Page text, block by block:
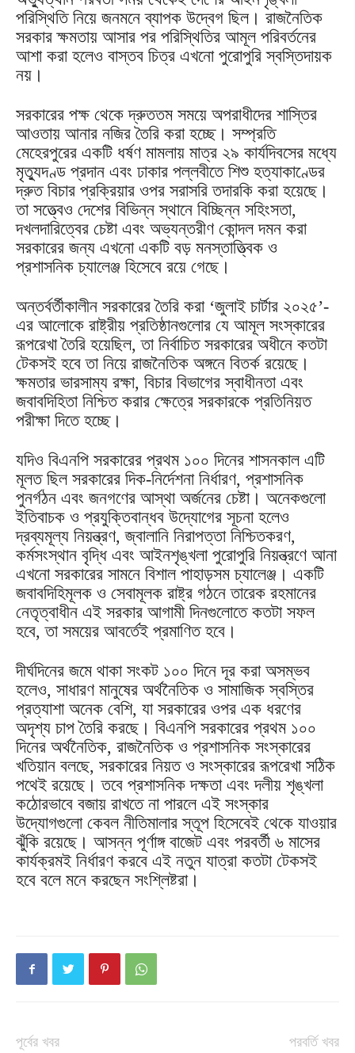
পরিস্থিতি নিয়ে জনমনে ব্যাপক উদ্বেগ ছিল। রাজনৈতিক
সরকার ক্ষমতায় আসার পর পরিস্থিতির আমূল পরিবর্তনের
আশা করা হলেও বাস্তব চিত্র এখনো পুরোপুরি স্বস্তিদায়ক
নয়।
সরকারের পক্ষ থেকে দ্রুততম সময়ে অপরাধীদের শাস্তির
আওতায় আনার নজির তৈরি করা হচ্ছে। সম্প্রতি
মেহেরপুরের একটি ধর্ষণ মামলায় মাত্র ২৯ কার্যদিবসের মধ্যে
মৃত্যুদণ্ড প্রদান এবং ঢাকার পল্লবীতে শিশু হত্যাকাণ্ডের
দ্রুত বিচার প্রক্রিয়ার ওপর সরাসরি তদারকি করা হয়েছে।
তা সত্ত্বেও দেশের বিভিন্ন স্থানে বিচ্ছিন্ন সহিংসতা,
দখলদারিত্বের চেষ্টা এবং অভ্যন্তরীণ কোন্দল দমন করা
সরকারের জন্য এখনো একটি বড় মনস্তাত্ত্বিক ও
প্রশাসনিক চ্যালেঞ্জ হিসেবে রয়ে গেছে।
অন্তর্বর্তীকালীন সরকারের তৈরি করা ‘জুলাই চার্টার ২০২৫’-
এর আলোকে রাষ্ট্রীয় প্রতিষ্ঠানগুলোর যে আমূল সংস্কারের
রূপরেখা তৈরি হয়েছিল, তা নির্বাচিত সরকারের অধীনে কতটা
টেকসই হবে তা নিয়ে রাজনৈতিক অঙ্গনে বিতর্ক রয়েছে।
ক্ষমতার ভারসাম্য রক্ষা, বিচার বিভাগের স্বাধীনতা এবং
জবাবদিহিতা নিশ্চিত করার ক্ষেত্রে সরকারকে প্রতিনিয়ত
পরীক্ষা দিতে হচ্ছে।
যদিও বিএনপি সরকারের প্রথম ১০০ দিনের শাসনকাল এটি
মূলত ছিল সরকারের দিক-নির্দেশনা নির্ধারণ, প্রশাসনিক
পুনর্গঠন এবং জনগণের আস্থা অর্জনের চেষ্টা। অনেকগুলো
ইতিবাচক ও প্রযুক্তিবান্ধব উদ্যোগের সূচনা হলেও
দ্রব্যমূল্য নিয়ন্ত্রণ, জ্বালানি নিরাপত্তা নিশ্চিতকরণ,
কর্মসংস্থান বৃদ্ধি এবং আইনশৃঙ্খলা পুরোপুরি নিয়ন্ত্রণে আনা
এখনো সরকারের সামনে বিশাল পাহাড়সম চ্যালেঞ্জ। একটি
জবাবদিহিমূলক ও সেবামূলক রাষ্ট্র গঠনে তারেক রহমানের
নেতৃত্বাধীন এই সরকার আগামী দিনগুলোতে কতটা সফল
হবে, তা সময়ের আবর্তেই প্রমাণিত হবে।
দীর্ঘদিনের জমে থাকা সংকট ১০০ দিনে দূর করা অসম্ভব
হলেও, সাধারণ মানুষের অর্থনৈতিক ও সামাজিক স্বস্তির
প্রত্যাশা অনেক বেশি, যা সরকারের ওপর এক ধরণের
অদৃশ্য চাপ তৈরি করছে। বিএনপি সরকারের প্রথম ১০০
দিনের অর্থনৈতিক, রাজনৈতিক ও প্রশাসনিক সংস্কারের
খতিয়ান বলছে, সরকারের নিয়ত ও সংস্কারের রূপরেখা সঠিক
পথেই রয়েছে। তবে প্রশাসনিক দক্ষতা এবং দলীয় শৃঙ্খলা
কঠোরভাবে বজায় রাখতে না পারলে এই সংস্কার
উদ্যোগগুলো কেবল নীতিমালার স্তূপ হিসেবেই থেকে যাওয়ার
ঝুঁকি রয়েছে। আসন্ন পূর্ণাঙ্গ বাজেট এবং পরবর্তী ৬ মাসের
কার্যক্রমই নির্ধারণ করবে এই নতুন যাত্রা কতটা টেকসই
হবে বলে মনে করছেন সংশ্লিষ্টরা।
পূর্বের খবর
পরবর্তি খবর